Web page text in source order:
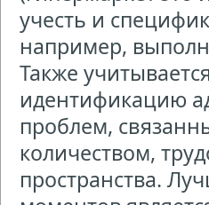
учесть и
например,
Также
идентификацию
проблем,
количеством,
пространства.